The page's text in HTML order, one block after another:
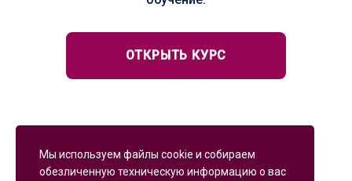
ОТКРЫТЬ КУРС
Мы используем файлы cookie и собираем
обезличенную техническую информацию о вас